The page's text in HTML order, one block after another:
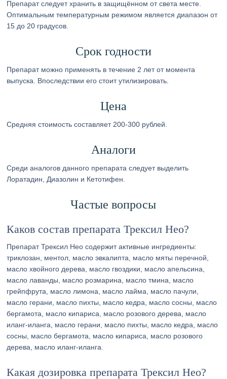
Препарат следует хранить в защищённом от света месте.
Оптимальным температурным режимом является диапазон от
15 до 20 градусов.
Срок годности
Препарат можно применять в течение 2 лет от момента
выпуска. Впоследствии его стоит утилизировать.
Цена
Средняя стоимость составляет 200-300 рублей.
Аналоги
Среди аналогов данного препарата следует выделить
Лоратадин, Диазолин и Кетотифен.
Частые вопросы
Каков состав препарата Трексил Нео?
Препарат Трексил Нео содержит активные ингредиенты:
триклозан, ментол, масло эвкалипта, масло мяты перечной,
масло хвойного дерева, масло гвоздики, масло апельсина,
масло лаванды, масло розмарина, масло тмина, масло
грейпфрута, масло лимона, масло лайма, масло пачули,
масло герани, масло пихты, масло кедра, масло сосны, масло
бергамота, масло кипариса, масло розового дерева, масло
иланг-иланга, масло герани, масло пихты, масло кедра, масло
сосны, масло бергамота, масло кипариса, масло розового
дерева, масло иланг-иланга.
Какая дозировка препарата Трексил Нео?